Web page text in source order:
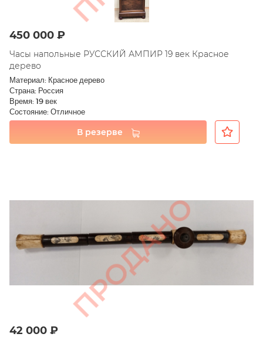
450 000 ₽
Часы напольные РУССКИЙ АМПИР 19 век Красное
дерево
Материал: Красное дерево
Страна: Россия
Время: 19 век
Состояние: Отличное
В резерве
42 000 ₽